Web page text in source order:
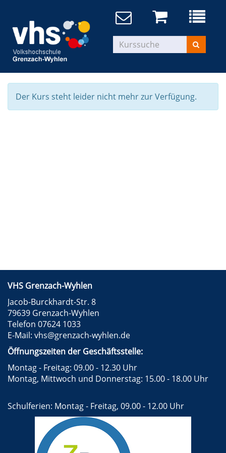
Der Kurs steht leider nicht mehr zur Verfügung.
VHS Grenzach-Wyhlen
Jacob-Burckhardt-Str. 8
79639 Grenzach-Wyhlen
Telefon 07624 1033
E-Mail: vhs@grenzach-wyhlen.de
Öffnungszeiten der Geschäftsstelle:
Montag - Freitag: 09.00 - 12.30 Uhr
Montag, Mittwoch und Donnerstag: 15.00 - 18.00 Uhr
Schulferien: Montag - Freitag, 09.00 - 12.00 Uhr